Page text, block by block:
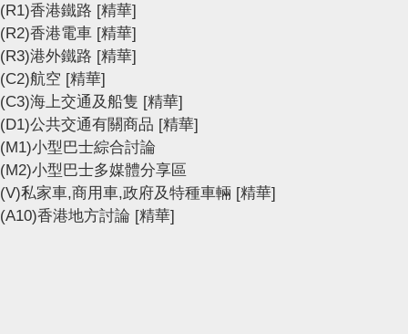
(R1)香港鐵路 [精華]
(R2)香港電車 [精華]
(R3)港外鐵路 [精華]
(C2)航空 [精華]
(C3)海上交通及船隻 [精華]
(D1)公共交通有關商品 [精華]
(M1)小型巴士綜合討論
(M2)小型巴士多媒體分享區
(V)私家車,商用車,政府及特種車輛 [精華]
(A10)香港地方討論 [精華]